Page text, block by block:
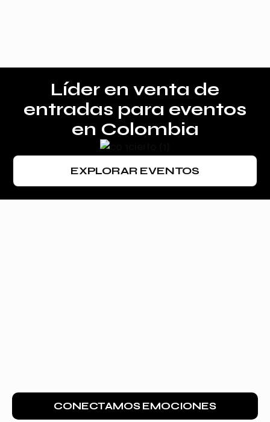
Líder en venta de
entradas para eventos
en Colombia
EXPLORAR EVENTOS
CONECTAMOS EMOCIONES